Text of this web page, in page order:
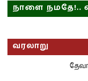
நாளை நமதே!..
வரலாறு